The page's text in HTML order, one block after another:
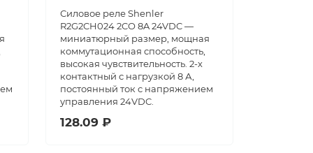
Силовое реле Shenler
R2G2CH024 2CO 8A 24VDC —
миниатюрный размер, мощная
коммутационная способность,
высокая чувствительность. 2-х
контактный с нагрузкой 8 А,
постоянный ток с напряжением
управления 24VDC.
128.09 ₽